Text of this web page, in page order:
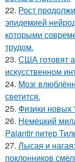
22. Рост
эпидемией
которыми
трудом.
23. США готовят
искусственном
24. Мозг
светится.
25. Физики новых
26. Немецкий
Palantir питер
27. Лысая и
поклонников